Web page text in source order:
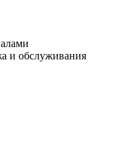
и обслуживания